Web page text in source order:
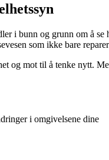
i bunn og grunn om å
som ikke bare
og mot til å tenke nytt.
i omgivelsene dine